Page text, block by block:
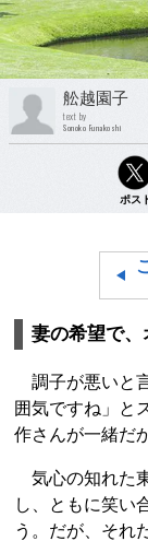
舩越園子
text by
Sonoko Funakoshi
ポス
妻の希望で、
調子が悪いと
囲気ですね」と
作さんが一緒だ
気心の知れた
し、ともに笑い
う。だが、それ